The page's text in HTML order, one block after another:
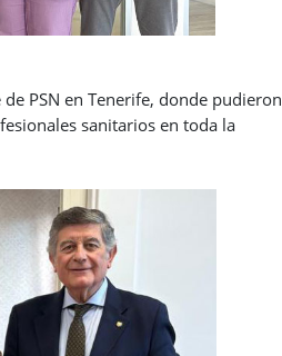
PSN en Tenerife, donde pudieron
sanitarios en toda la